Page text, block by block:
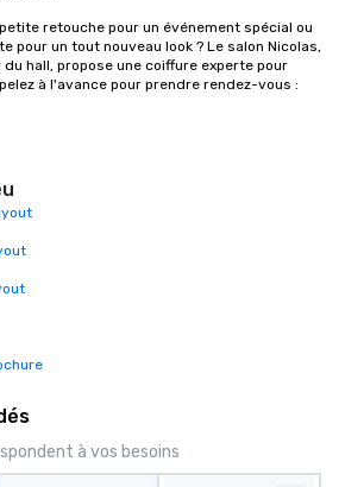
retouche pour un événement spécial ou
un tout nouveau look ? Le salon Nicolas,
hall, propose une coiffure experte pour
à l'avance pour prendre rendez-vous :
à vos besoins